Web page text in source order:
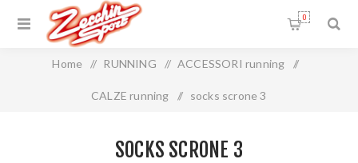
0
Home / RUNNING / ACCESSORI running /
CALZE running / socks scrone 3
SOCKS SCRONE 3